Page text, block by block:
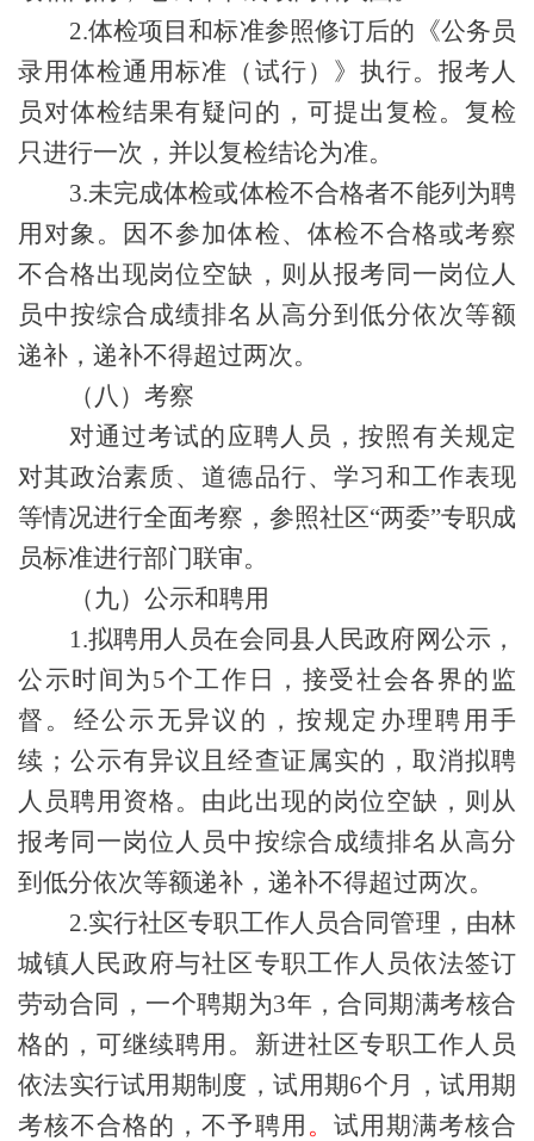
2.体检项目和标准参照修订后的《公务员
录用体检通用标准（试行）》执行。报考人
员对体检结果有疑问的，可提出复检。复检
只进行一次，并以复检结论为准。
3.未完成体检或体检不合格者不能列为聘
用对象。
因不参加体检、体检不合格或考察
不合格出现岗位空缺，则从报考同一岗位人
员中按综合成绩排名从高分到低分依次等额
递补，递补不得超过两次。
（ 八 ） 考察
对通过考试的应聘人员，按照有关规定
对其政治素质、道德品行、学习和工作表现
等情况进行全面考察，参照社区“两委”专职成
员标准进行部门联审。
（九）公示和聘用
1.拟聘用 人员在会同县 人民政府网公示，
公示时间为 5个工作日，接受社会各界的监
督。经公示无异议的，按规定办理聘 用手
续；公示有异议且经查证属实的，取消拟聘
人员聘用资格。由此出现的岗位空缺，则从
报考同一岗位人员中按综合成绩排名从高分
到低分依次等额递补，递补不得超过两次。
2.实行社区专职工作人员合同管理，由林
城镇人民政府与社区专职工作人员依法签订
劳动合同，一个聘期为3年 ，合同期满考核合
格的，可继续聘用 。新进社区专职工作人员
依法实行试用期制度，试用期6个月，试用期
考核不合格的，不予聘用 。 试用期满考核合